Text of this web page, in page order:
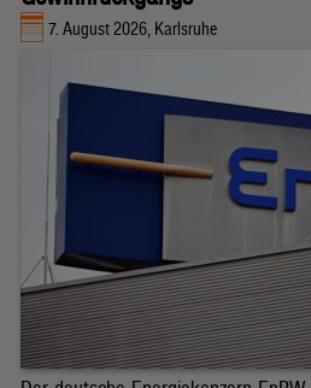
7. August 2026, Karlsruhe